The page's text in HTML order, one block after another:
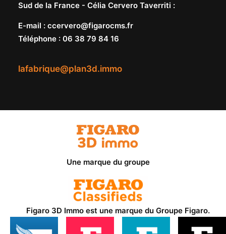
lafabrique@plan3d.immo
Sud de la France - Célia Cervero Taverriti :
E-mail : ccervero@figarocms.fr
Téléphone : 06 38 79 84 16
Une marque du groupe
Figaro 3D Immo est une marque du Groupe Figaro.